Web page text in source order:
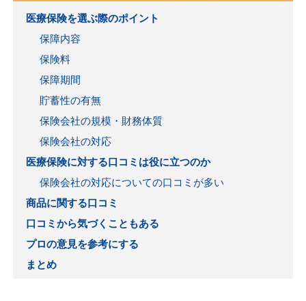
医療保険を選ぶ際のポイント
保障内容
保険料
保障期間
貯蓄性の有無
保険会社の規模・財務体質
保険会社の対応
医療保険に対する口コミは役に立つのか
保険会社の対応についての口コミが多い
商品に関する口コミ
口コミから気づくこともある
プロの意見を参考にする
まとめ